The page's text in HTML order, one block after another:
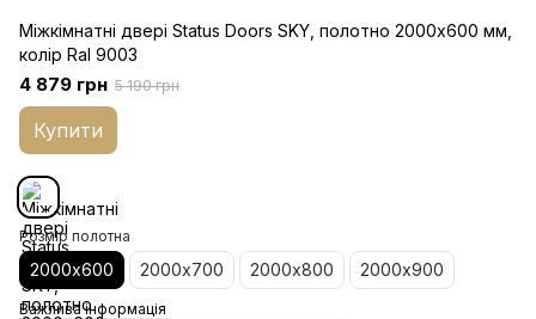
Міжкімнатні двері Status Doors SKY, полотно 2000х600 мм,
колір Ral 9003
4 879 грн 5 190 грн
Купити
Розмір полотна
2000х600 2000х700 2000х800 2000х900
Важлива інформація